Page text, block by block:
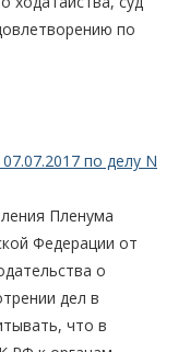
по
по делу N
Пленума
Федерации от
о
дел в
что в